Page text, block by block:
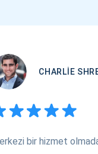
CHARLIE
bir hizmet